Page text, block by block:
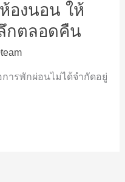
องนอน ให้
กตลอดคืน
ารพักผ่อนไม่ได้จำกัดอยู่